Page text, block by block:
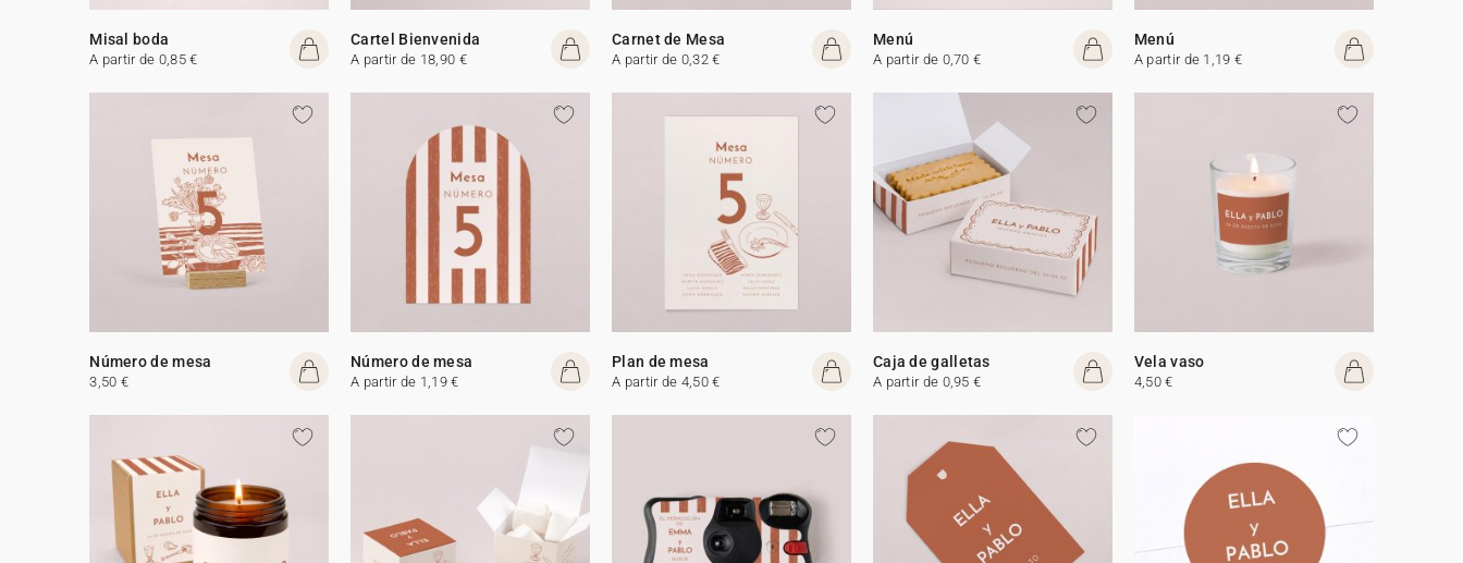
Misal boda
A partir de 0,85 €
Cartel Bienvenida
A partir de 18,90 €
Carnet de Mesa
A partir de 0,32 €
Menú
A partir de 0,70 €
Menú
A partir de 1,19 €
Número de mesa
3,50 €
Número de mesa
A partir de 1,19 €
Plan de mesa
A partir de 4,50 €
Caja de galletas
A partir de 0,95 €
Vela vaso
4,50 €